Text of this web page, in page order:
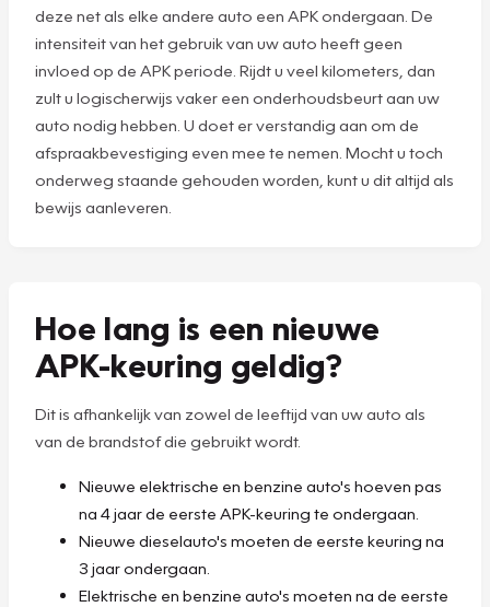
deze net als elke andere auto een APK ondergaan. De
intensiteit van het gebruik van uw auto heeft geen
invloed op de APK periode. Rijdt u veel kilometers, dan
zult u logischerwijs vaker een onderhoudsbeurt aan uw
auto nodig hebben. U doet er verstandig aan om de
afspraakbevestiging even mee te nemen. Mocht u toch
onderweg staande gehouden worden, kunt u dit altijd als
bewijs aanleveren.
Hoe lang is een nieuwe
APK-keuring geldig?
Dit is afhankelijk van zowel de leeftijd van uw auto als
van de brandstof die gebruikt wordt.
Nieuwe elektrische en benzine auto's hoeven pas
na 4 jaar de eerste APK-keuring te ondergaan.
Nieuwe dieselauto's moeten de eerste keuring na
3 jaar ondergaan.
Elektrische en benzine auto's moeten na de eerste